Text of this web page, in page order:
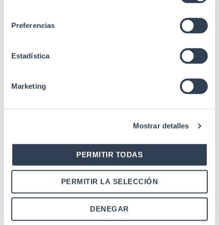
Preferencias
Estadística
Marketing
Mostrar detalles
PERMITIR TODAS
PERMITIR LA SELECCIÓN
DENEGAR
Acometida Pigtail F.O.
Cable y acometida de Fibra
Acometida Pigtail F.O.
SKU: 35GTPISSC40M
Acometida Pigtail F.O.
Monomodo 9/125 ?m SC-
APC
SKU: 35GTPISSC60M
Cable y acometida de Fibra
Óptica
Acometida Pigtail F.O.
Monomodo 9/125 ?m SC-
APC